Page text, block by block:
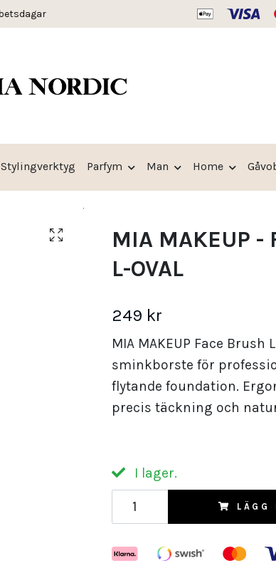
30 dagars öppet köp
Stylingverktyg Parfym Man Home
MIA MAKEUP -
L-OVAL
249 kr
MIA MAKEUP Face Brush
sminkborste för
flytande foundation.
precis täckning och
I lager.
LÄGG